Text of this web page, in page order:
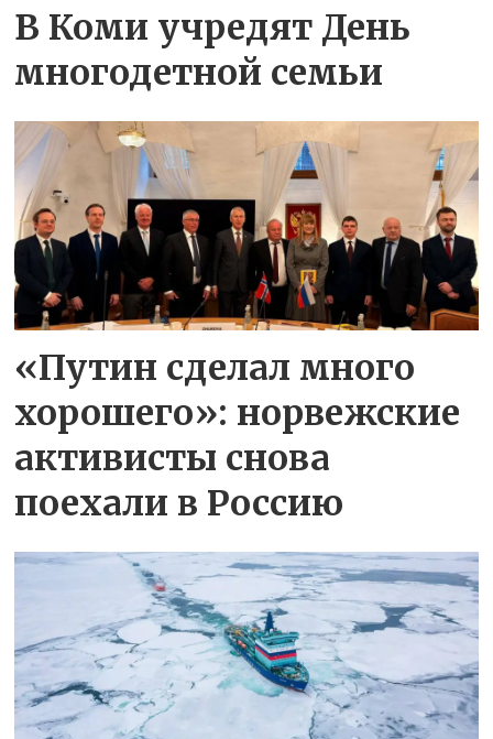
В Коми учредят День
многодетной семьи
«Путин сделал много
хорошего»: норвежские
активисты снова
поехали в Россию